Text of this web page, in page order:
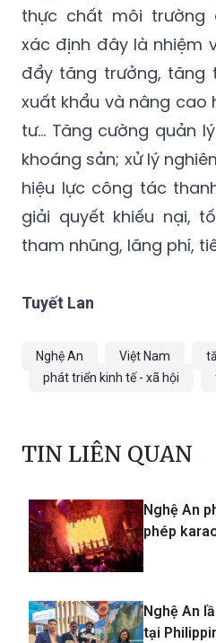
thực chất môi trường
xác định đây là nhiệm
đẩy tăng trưởng, tăng
xuất khẩu và nâng cao
tư... Tăng cường quản
khoáng sản; xử lý
hiệu lực công tác
giải quyết khiếu nại,
tham nhũng, lãng phí,
Tuyết Lan
Nghệ An Việt Nam
phát triển kinh tế - xã hội
TIN LIÊN QUAN
Nghệ An
phép
Nghệ An
tại